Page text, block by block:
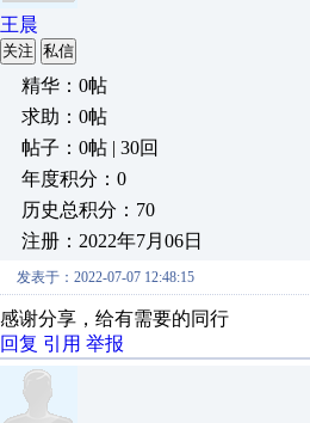
王晨
关注 私信
精华：0帖
求助：0帖
帖子：0帖 | 30回
年度积分：0
历史总积分：70
注册：2022年7月06日
发表于：2022-07-07 12:48:15
感谢分享，给有需要的同行
回复 引用 举报